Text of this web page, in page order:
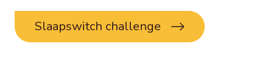
Slaapswitch challenge